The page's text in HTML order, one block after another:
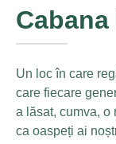
Cabana
Un loc în care
care fiecare
a lăsat, cumva, o
ca oaspeți ai